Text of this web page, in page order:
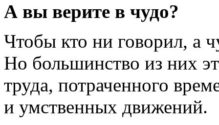
А вы верите в чудо?
Чтобы кто ни говорил, а
Но большинство из них
труда, потраченного
и умственных движений.